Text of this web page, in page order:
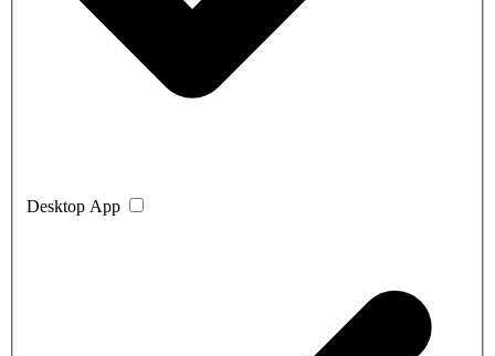
Desktop App